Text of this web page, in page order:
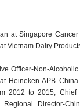
at Singapore
Vietnam Dairy
Officer-Non-
Heineken-APB
2012 to 2015,
Regional Director-